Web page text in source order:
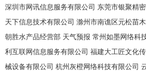
深圳市网讯信息服务有限公司 东莞市银聚精
天下信息技术有限公司 滁州市南谯区元松苗
朝胜水产品经营部 天气预报 常州如墨网络科
利互联网信息服务有限公司 福建大工匠文化
械设备有限公司 杭州灰橙网络科技有限公司